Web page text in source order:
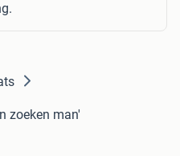
zoeken man'